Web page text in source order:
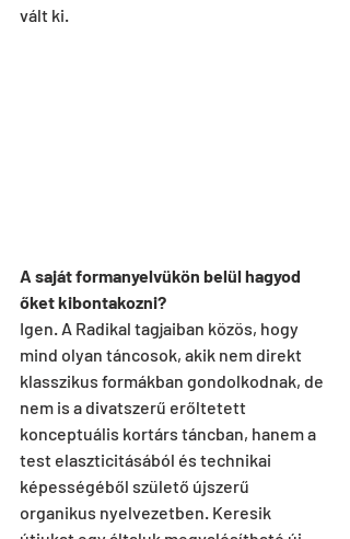
vált ki.
A saját formanyelvükön belül hagyod
őket kibontakozni?
Igen. A Radikal tagjaiban közös, hogy
mind olyan táncosok, akik nem direkt
klasszikus formákban gondolkodnak, de
nem is a divatszerű erőltetett
konceptuális kortárs táncban, hanem a
test elaszticitásából és technikai
képességéből születő újszerű
organikus nyelvezetben. Keresik